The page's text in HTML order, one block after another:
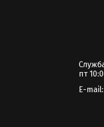
пт
E-mail: